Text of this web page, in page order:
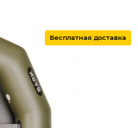
Бесплатная доставка